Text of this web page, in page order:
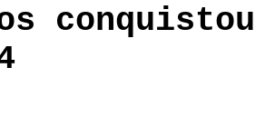
conquistou